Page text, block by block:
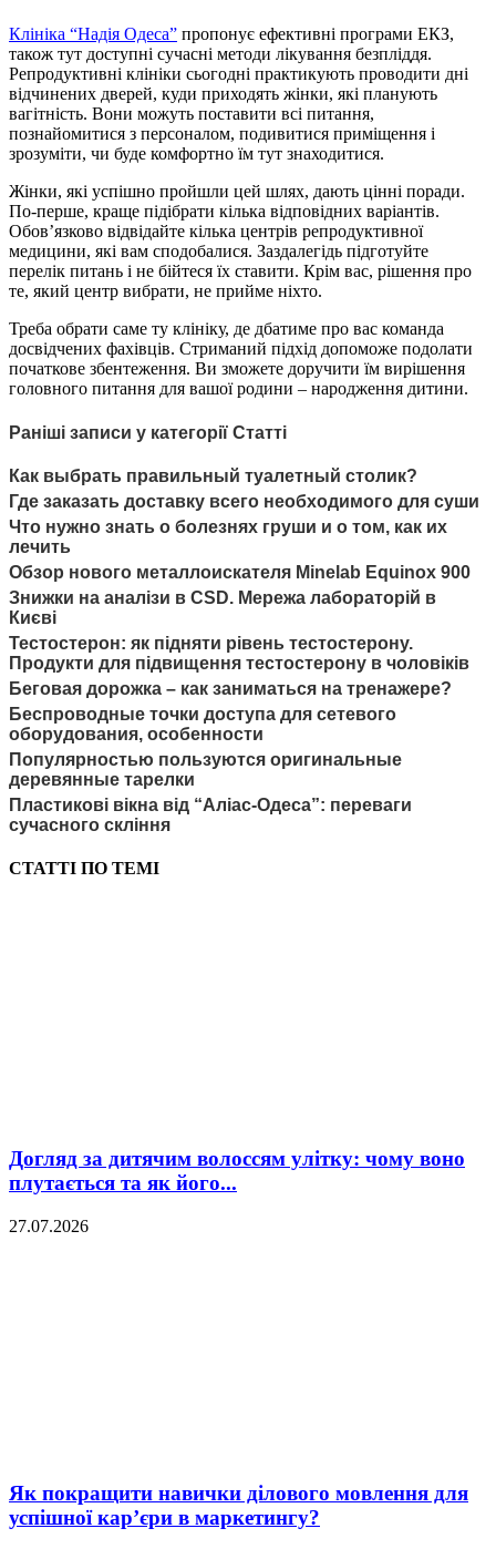
Клініка “Надія Одеса” пропонує ефективні програми ЕКЗ,
також тут доступні сучасні методи лікування безпліддя.
Репродуктивні клініки сьогодні практикують проводити дні
відчинених дверей, куди приходять жінки, які планують
вагітність. Вони можуть поставити всі питання,
познайомитися з персоналом, подивитися приміщення і
зрозуміти, чи буде комфортно їм тут знаходитися.
Жінки, які успішно пройшли цей шлях, дають цінні поради.
По-перше, краще підібрати кілька відповідних варіантів.
Обов’язково відвідайте кілька центрів репродуктивної
медицини, які вам сподобалися. Заздалегідь підготуйте
перелік питань і не бійтеся їх ставити. Крім вас, рішення про
те, який центр вибрати, не прийме ніхто.
Треба обрати саме ту клініку, де дбатиме про вас команда
досвідчених фахівців. Стриманий підхід допоможе подолати
початкове збентеження. Ви зможете доручити їм вирішення
головного питання для вашої родини – народження дитини.
Раніші записи у категорії Статті
Как выбрать правильный туалетный столик?
Где заказать доставку всего необходимого для суши
Что нужно знать о болезнях груши и о том, как их
лечить
Обзор нового металлоискателя Minelab Equinox 900
Знижки на аналізи в CSD. Мережа лабораторій в
Києві
Тестостерон: як підняти рівень тестостерону.
Продукти для підвищення тестостерону в чоловіків
Беговая дорожка – как заниматься на тренажере?
Беспроводные точки доступа для сетевого
оборудования, особенности
Популярностью пользуются оригинальные
деревянные тарелки
Пластикові вікна від “Аліас-Одеса”: переваги
сучасного скління
СТАТТІ ПО ТЕМІ
Догляд за дитячим волоссям улітку: чому воно
плутається та як його...
27.07.2026
Як покращити навички ділового мовлення для
успішної кар’єри в маркетингу?